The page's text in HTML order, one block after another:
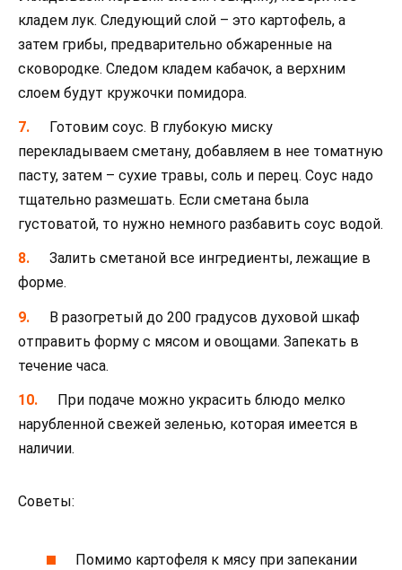
кладем лук. Следующий слой – это картофель, а
затем грибы, предварительно обжаренные на
сковородке. Следом кладем кабачок, а верхним
слоем будут кружочки помидора.
Готовим соус. В глубокую миску
перекладываем сметану, добавляем в нее томатную
пасту, затем – сухие травы, соль и перец. Соус надо
тщательно размешать. Если сметана была
густоватой, то нужно немного разбавить соус водой.
Залить сметаной все ингредиенты, лежащие в
форме.
В разогретый до 200 градусов духовой шкаф
отправить форму с мясом и овощами. Запекать в
течение часа.
При подаче можно украсить блюдо мелко
нарубленной свежей зеленью, которая имеется в
наличии.
Советы:
Помимо картофеля к мясу при запекании